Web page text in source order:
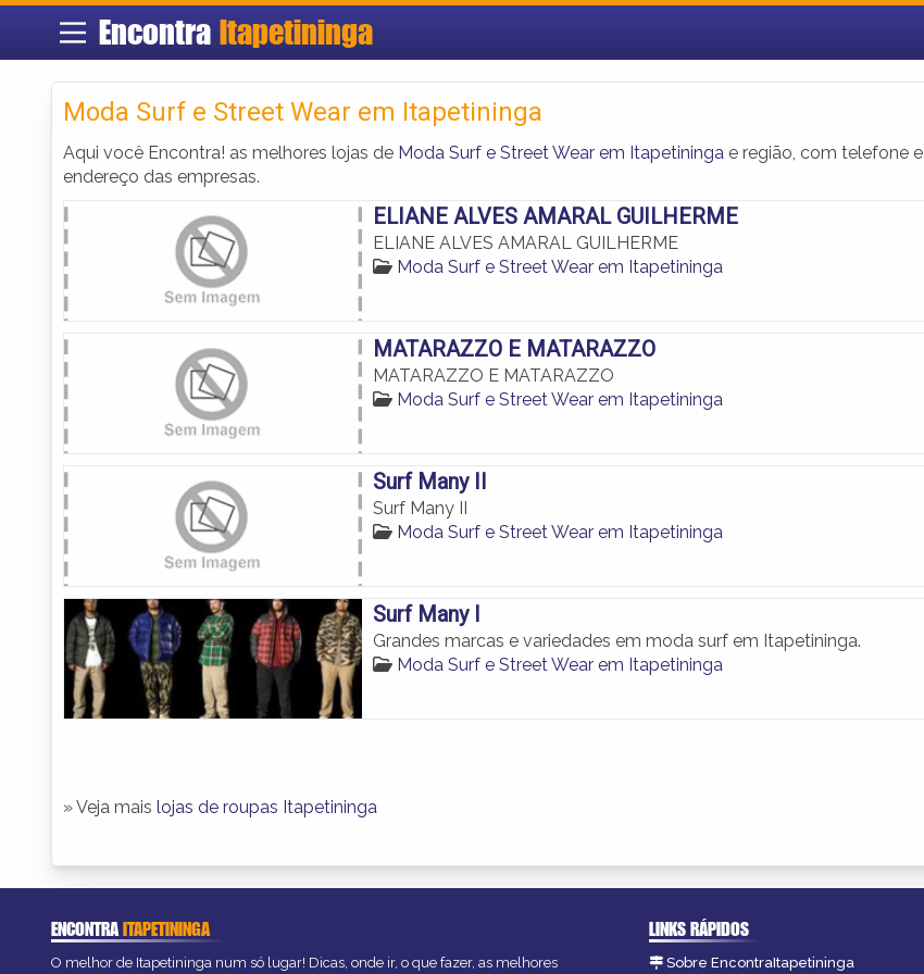
Encontra Itapetininga
Moda Surf e Street Wear em Itapetininga
Aqui você Encontra! as melhores lojas de Moda Surf e Street Wear em Itapetininga e região, com telefone e
endereço das empresas.
ELIANE ALVES AMARAL GUILHERME
ELIANE ALVES AMARAL GUILHERME
Moda Surf e Street Wear em Itapetininga
MATARAZZO E MATARAZZO
MATARAZZO E MATARAZZO
Moda Surf e Street Wear em Itapetininga
Surf Many II
Surf Many II
Moda Surf e Street Wear em Itapetininga
Surf Many I
Grandes marcas e variedades em moda surf em Itapetininga.
Moda Surf e Street Wear em Itapetininga
» Veja mais lojas de roupas Itapetininga
ENCONTRAITAPETININGA
O melhor de Itapetininga num só lugar! Dicas, onde ir, o que fazer, as melhores
LINKS RÁPIDOS
Sobre EncontraItapetininga